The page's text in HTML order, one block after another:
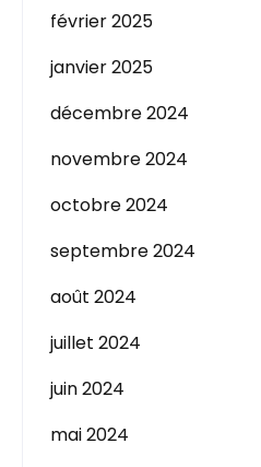
février 2025
janvier 2025
décembre 2024
novembre 2024
octobre 2024
septembre 2024
août 2024
juillet 2024
juin 2024
mai 2024